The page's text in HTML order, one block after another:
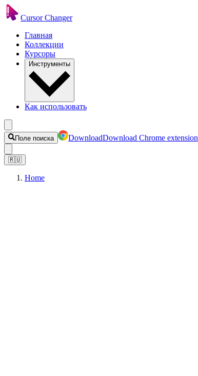
Cursor Changer
Главная
Коллекции
Курсоры
Инструменты
Как использовать
Поле поиска DownloadDownload Chrome extension
🇷🇺
Home